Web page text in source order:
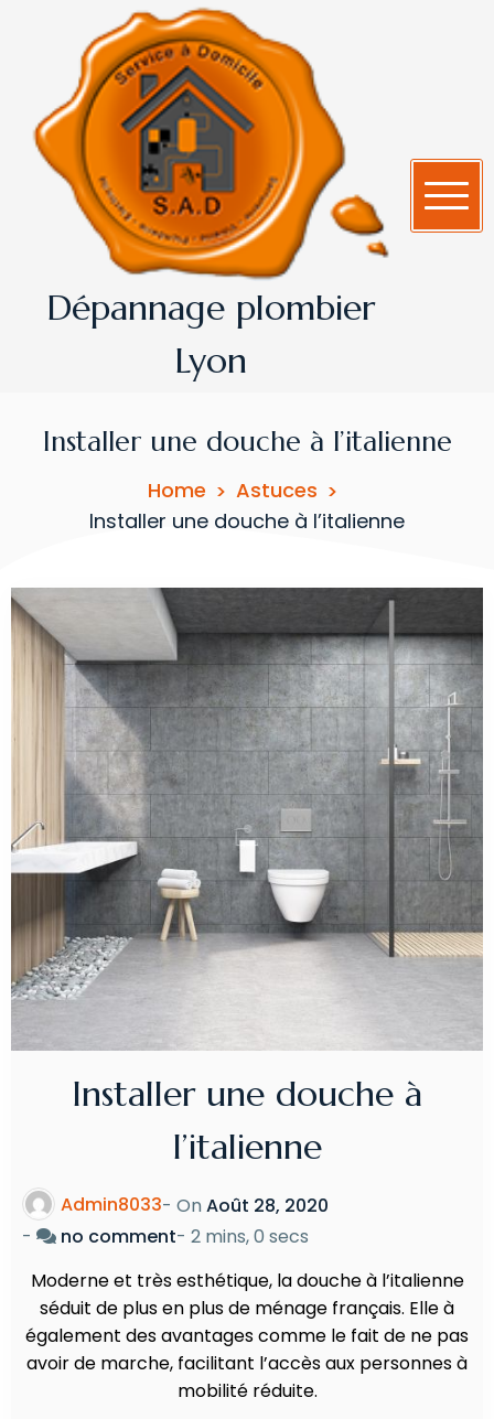
Dépannage plombier
Lyon
Installer une douche à l’italienne
Home
Astuces
Installer une douche à l’italienne
Installer une douche à
l’italienne
Admin8033- OnAoût 28, 2020
-
no comment- 2 mins, 0 secs
Moderne et très esthétique, la douche à l’italienne
séduit de plus en plus de ménage français. Elle à
également des avantages comme le fait de ne pas
avoir de marche, facilitant l’accès aux personnes à
mobilité réduite.